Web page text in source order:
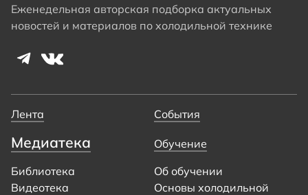
Еженедельная авторская подборка актуальных
новостей и материалов по холодильной технике
Лента События
Медиатека
Библиотека
Видеотека
Обучение
Об обучении
Основы холодильной